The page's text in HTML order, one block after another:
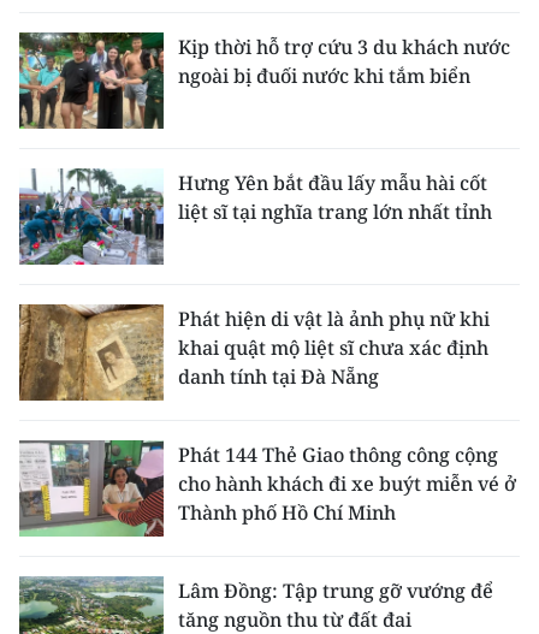
Kịp thời hỗ trợ cứu 3 du khách nước
ngoài bị đuối nước khi tắm biển
Hưng Yên bắt đầu lấy mẫu hài cốt
liệt sĩ tại nghĩa trang lớn nhất tỉnh
Phát hiện di vật là ảnh phụ nữ khi
khai quật mộ liệt sĩ chưa xác định
danh tính tại Đà Nẵng
Phát 144 Thẻ Giao thông công cộng
cho hành khách đi xe buýt miễn vé ở
Thành phố Hồ Chí Minh
Lâm Đồng: Tập trung gỡ vướng để
tăng nguồn thu từ đất đai